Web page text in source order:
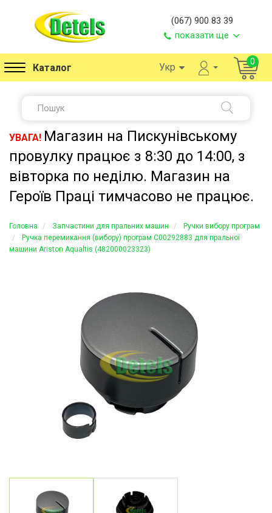
(067) 900 83 39
показати ще
Каталог Укр 0
УВАГА! Магазин на Пискунівському
провулку працює з 8:30 до 14:00, з
вівторка по неділю. Магазин на
Героїв Праці тимчасово не працює.
Головна Запчастини для пральних машин
Ручки вибору програм
Ручка перемикання (вибору) програм C00292883 для пральної
машини Ariston Aqualtis (482000023323)